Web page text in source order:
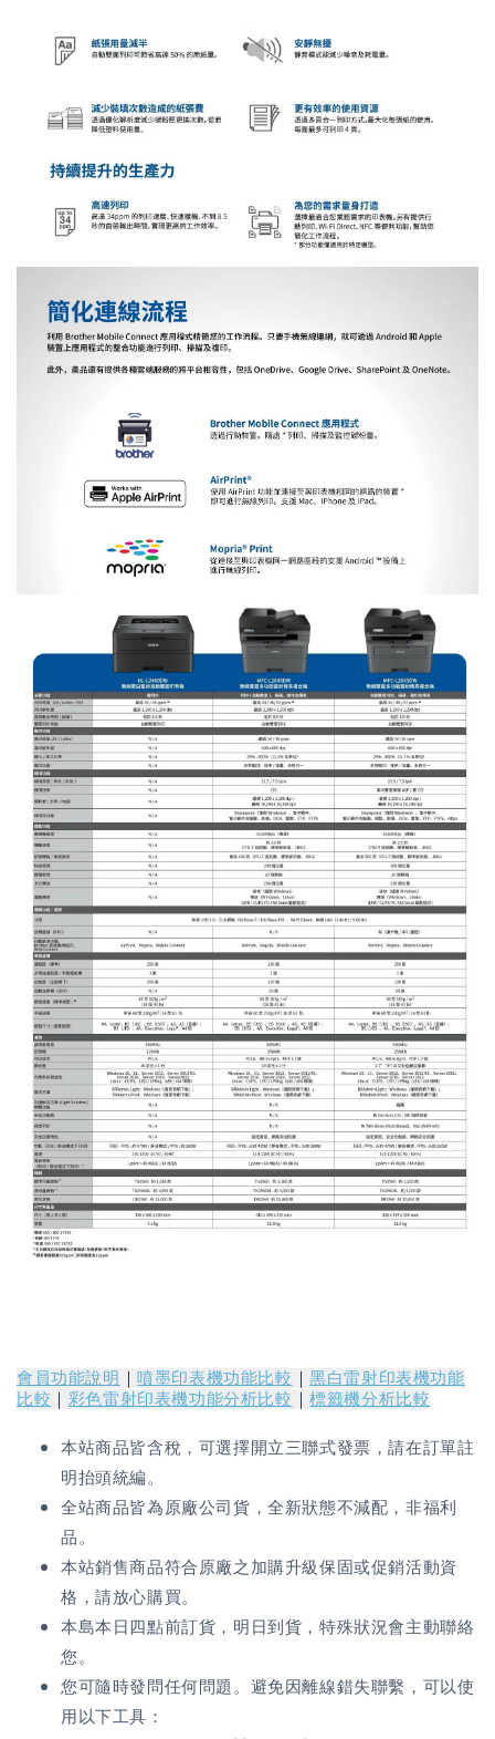
會員功能說明 ｜噴墨印表機功能比較 ｜黑白雷射印表機功能
比較 ｜ 彩色雷射印表機功能分析比較 ｜標籤機分析比較
本站商品皆含稅，可選擇開立三聯式發票，請在訂單註
明抬頭統編。
全站商品皆為原廠公司貨，全新狀態不減配，非福利
品。
本站銷售商品符合原廠之加購升級保固或促銷活動資
格，請放心購買。
本島本日四點前訂貨，明日到貨，特殊狀況會主動聯絡
您。
您可隨時發問任何問題。避免因離線錯失聯繫，可以使
用以下工具：